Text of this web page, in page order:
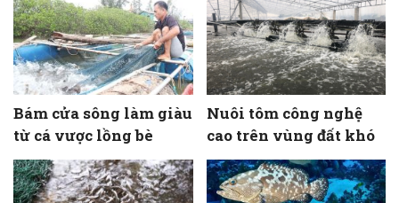
Bám cửa sông làm giàu
từ cá vược lồng bè
Nuôi tôm công nghệ
cao trên vùng đất khó